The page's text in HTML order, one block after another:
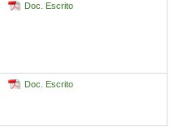
Doc. Escrito
Doc. Escrito